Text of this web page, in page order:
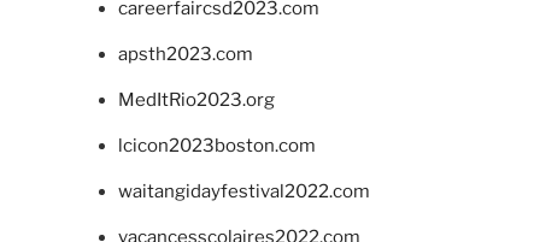
careerfaircsd2023.com
apsth2023.com
MedItRio2023.org
lcicon2023boston.com
waitangidayfestival2022.com
vacancesscolaires2022.com